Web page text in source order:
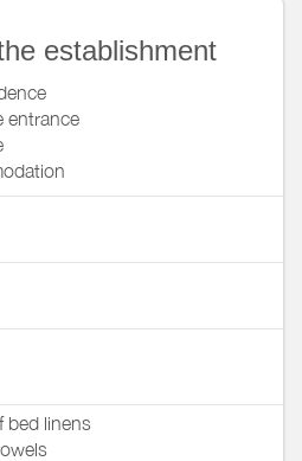
establishment
entrance
bed linens